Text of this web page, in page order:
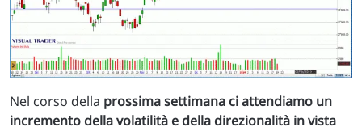
Nel corso della prossima settimana ci attendiamo un
incremento della volatilità e della direzionalità in vista